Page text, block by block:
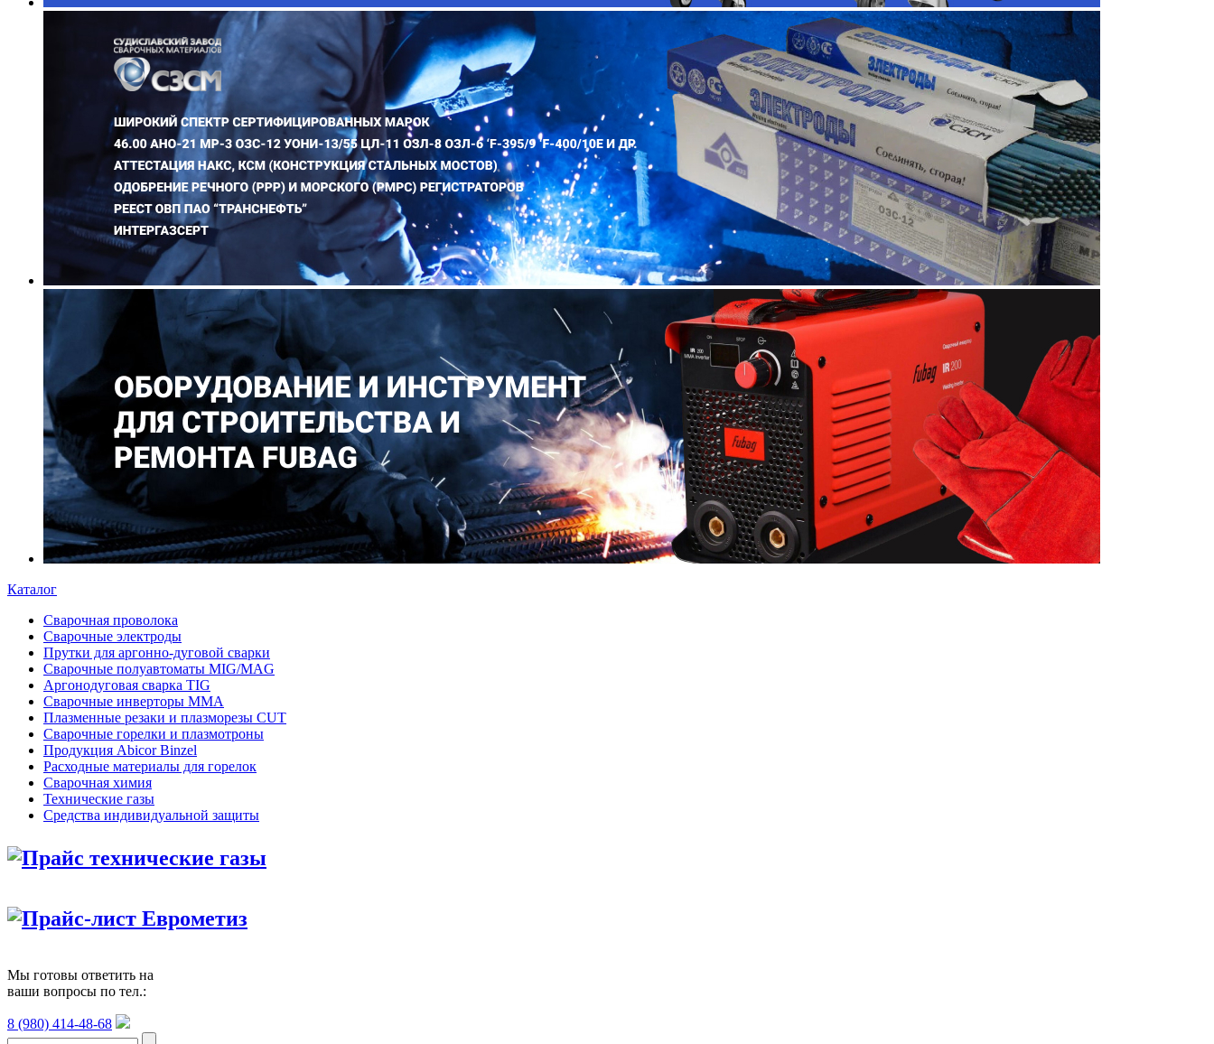
Каталог
Сварочная проволока
Сварочные электроды
Прутки для аргонно-дуговой сварки
Сварочные полуавтоматы MIG/MAG
Аргонодуговая сварка TIG
Сварочные инверторы MMA
Плазменные резаки и плазморезы CUT
Сварочные горелки и плазмотроны
Продукция Abicor Binzel
Расходные материалы для горелок
Сварочная химия
Технические газы
Средства индивидуальной защиты
Прайс технические газы
Прайс-лист Еврометиз
Мы готовы ответить на
ваши вопросы по тел.:
8 (980) 414-48-68